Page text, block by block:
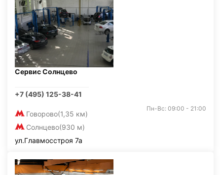
Сервис Солнцево
+7 (495) 125-38-41
Говорово(1,35 км)
Солнцево(930 м)
Пн-Вс: 09:00 - 21:00
ул.Главмосстроя 7а